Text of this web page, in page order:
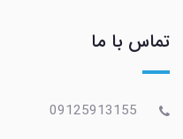
تماس با ما